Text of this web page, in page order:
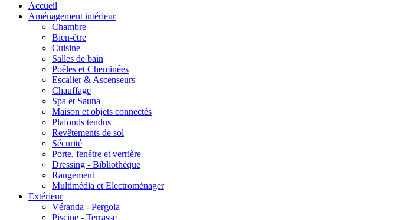
Accueil
Aménagement intérieur
Chambre
Bien-être
Cuisine
Salles de bain
Poêles et Cheminées
Escalier & Ascenseurs
Chauffage
Spa et Sauna
Maison et objets connectés
Plafonds tendus
Revêtements de sol
Sécurité
Porte, fenêtre et verrière
Dressing - Bibliothèque
Rangement
Multimédia et Electroménager
Extérieur
Véranda - Pergola
Piscine - Terrasse